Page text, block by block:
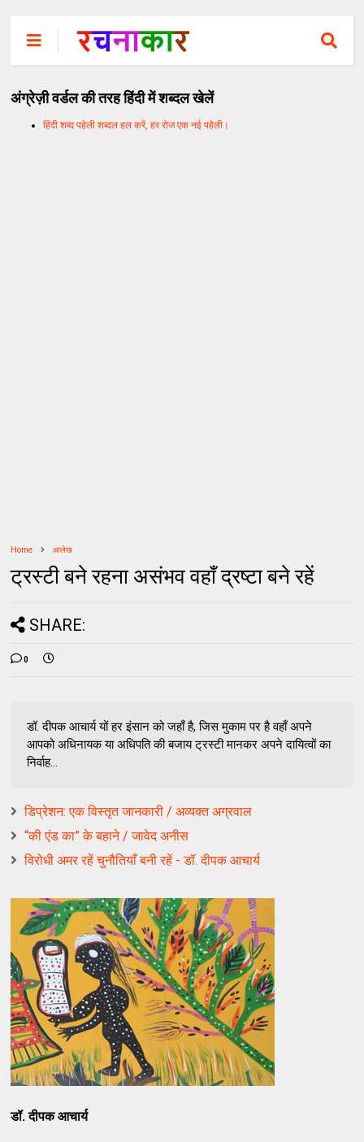
अंग्रेज़ी वर्डल की तरह हिंदी में शब्दल खेलें
हिंदी शब्द पहेली शब्दल हल करें, हर रोज एक नई पहेली।
Home आलेख
ट्रस्टी बने रहना असंभव वहाँ द्रष्टा बने रहें
SHARE:
0
डॉ. दीपक आचार्य यों हर इंसान को जहाँ है, जिस मुकाम पर है वहाँ अपने
आपको अधिनायक या अधिपति की बजाय ट्रस्टी मानकर अपने दायित्वों का
निर्वाह...
डिप्रेशन: एक विस्तृत जानकारी / अव्यक्त अग्रवाल
“की एंड का” के बहाने / जावेद अनीस
विरोधी अमर रहें चुनौतियाँ बनी रहें - डॉ. दीपक आचार्य
डॉ. दीपक आचार्य